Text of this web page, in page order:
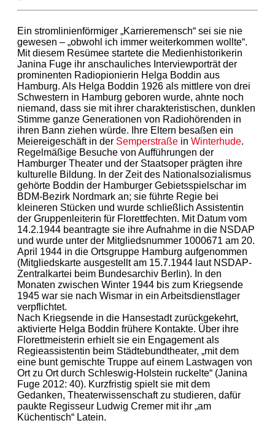
Ein stromlinienförmiger „Karrieremensch“ sei sie nie
gewesen – „obwohl ich immer weiterkommen wollte“.
Mit diesem Resümee startete die Medienhistorikerin
Janina Fuge ihr anschauliches Interviewporträt der
prominenten Radiopionierin Helga Boddin aus
Hamburg. Als Helga Boddin 1926 als mittlere von drei
Schwestern in Hamburg geboren wurde, ahnte noch
niemand, dass sie mit ihrer charakteristischen, dunklen
Stimme ganze Generationen von Radiohörenden in
ihren Bann ziehen würde. Ihre Eltern besaßen ein
Meiereigeschäft in der Semperstraße in Winterhude.
Regelmäßige Besuche von Aufführungen der
Hamburger Theater und der Staatsoper prägten ihre
kulturelle Bildung. In der Zeit des Nationalsozialismus
gehörte Boddin der Hamburger Gebietsspielschar im
BDM-Bezirk Nordmark an; sie führte Regie bei
kleineren Stücken und wurde schließlich Assistentin
der Gruppenleiterin für Florettfechten. Mit Datum vom
14.2.1944 beantragte sie ihre Aufnahme in die NSDAP
und wurde unter der Mitgliedsnummer 1000671 am 20.
April 1944 in die Ortsgruppe Hamburg aufgenommen
(Mitgliedskarte ausgestellt am 15.7.1944 laut NSDAP-
Zentralkartei beim Bundesarchiv Berlin). In den
Monaten zwischen Winter 1944 bis zum Kriegsende
1945 war sie nach Wismar in ein Arbeitsdienstlager
verpflichtet.
Nach Kriegsende in die Hansestadt zurückgekehrt,
aktivierte Helga Boddin frühere Kontakte. Über ihre
Florettmeisterin erhielt sie ein Engagement als
Regieassistentin beim Städtebundtheater, „mit dem
eine bunt gemischte Truppe auf einem Lastwagen von
Ort zu Ort durch Schleswig-Holstein ruckelte“ (Janina
Fuge 2012: 40). Kurzfristig spielt sie mit dem
Gedanken, Theaterwissenschaft zu studieren, dafür
paukte Regisseur Ludwig Cremer mit ihr „am
Küchentisch“ Latein.